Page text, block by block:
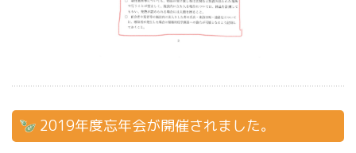
2019年度忘年会が開催されました。